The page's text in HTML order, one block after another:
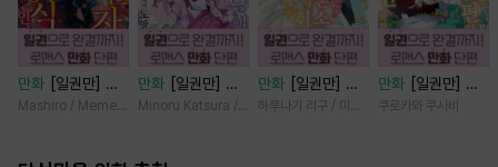
만화
[일권만] 실
례지만 약혼자님,
Mashiro / Memeko
만화
[일권만] 기
억상실 악역 영애
Minoru Katsura / Mizune
만화
[일권만] 제
약혼은 취소되었습
하루나기 리구 / 미즈메
만화
[일권만] 내
게 간섭하지 않겠
쿠로카와 쿠사비